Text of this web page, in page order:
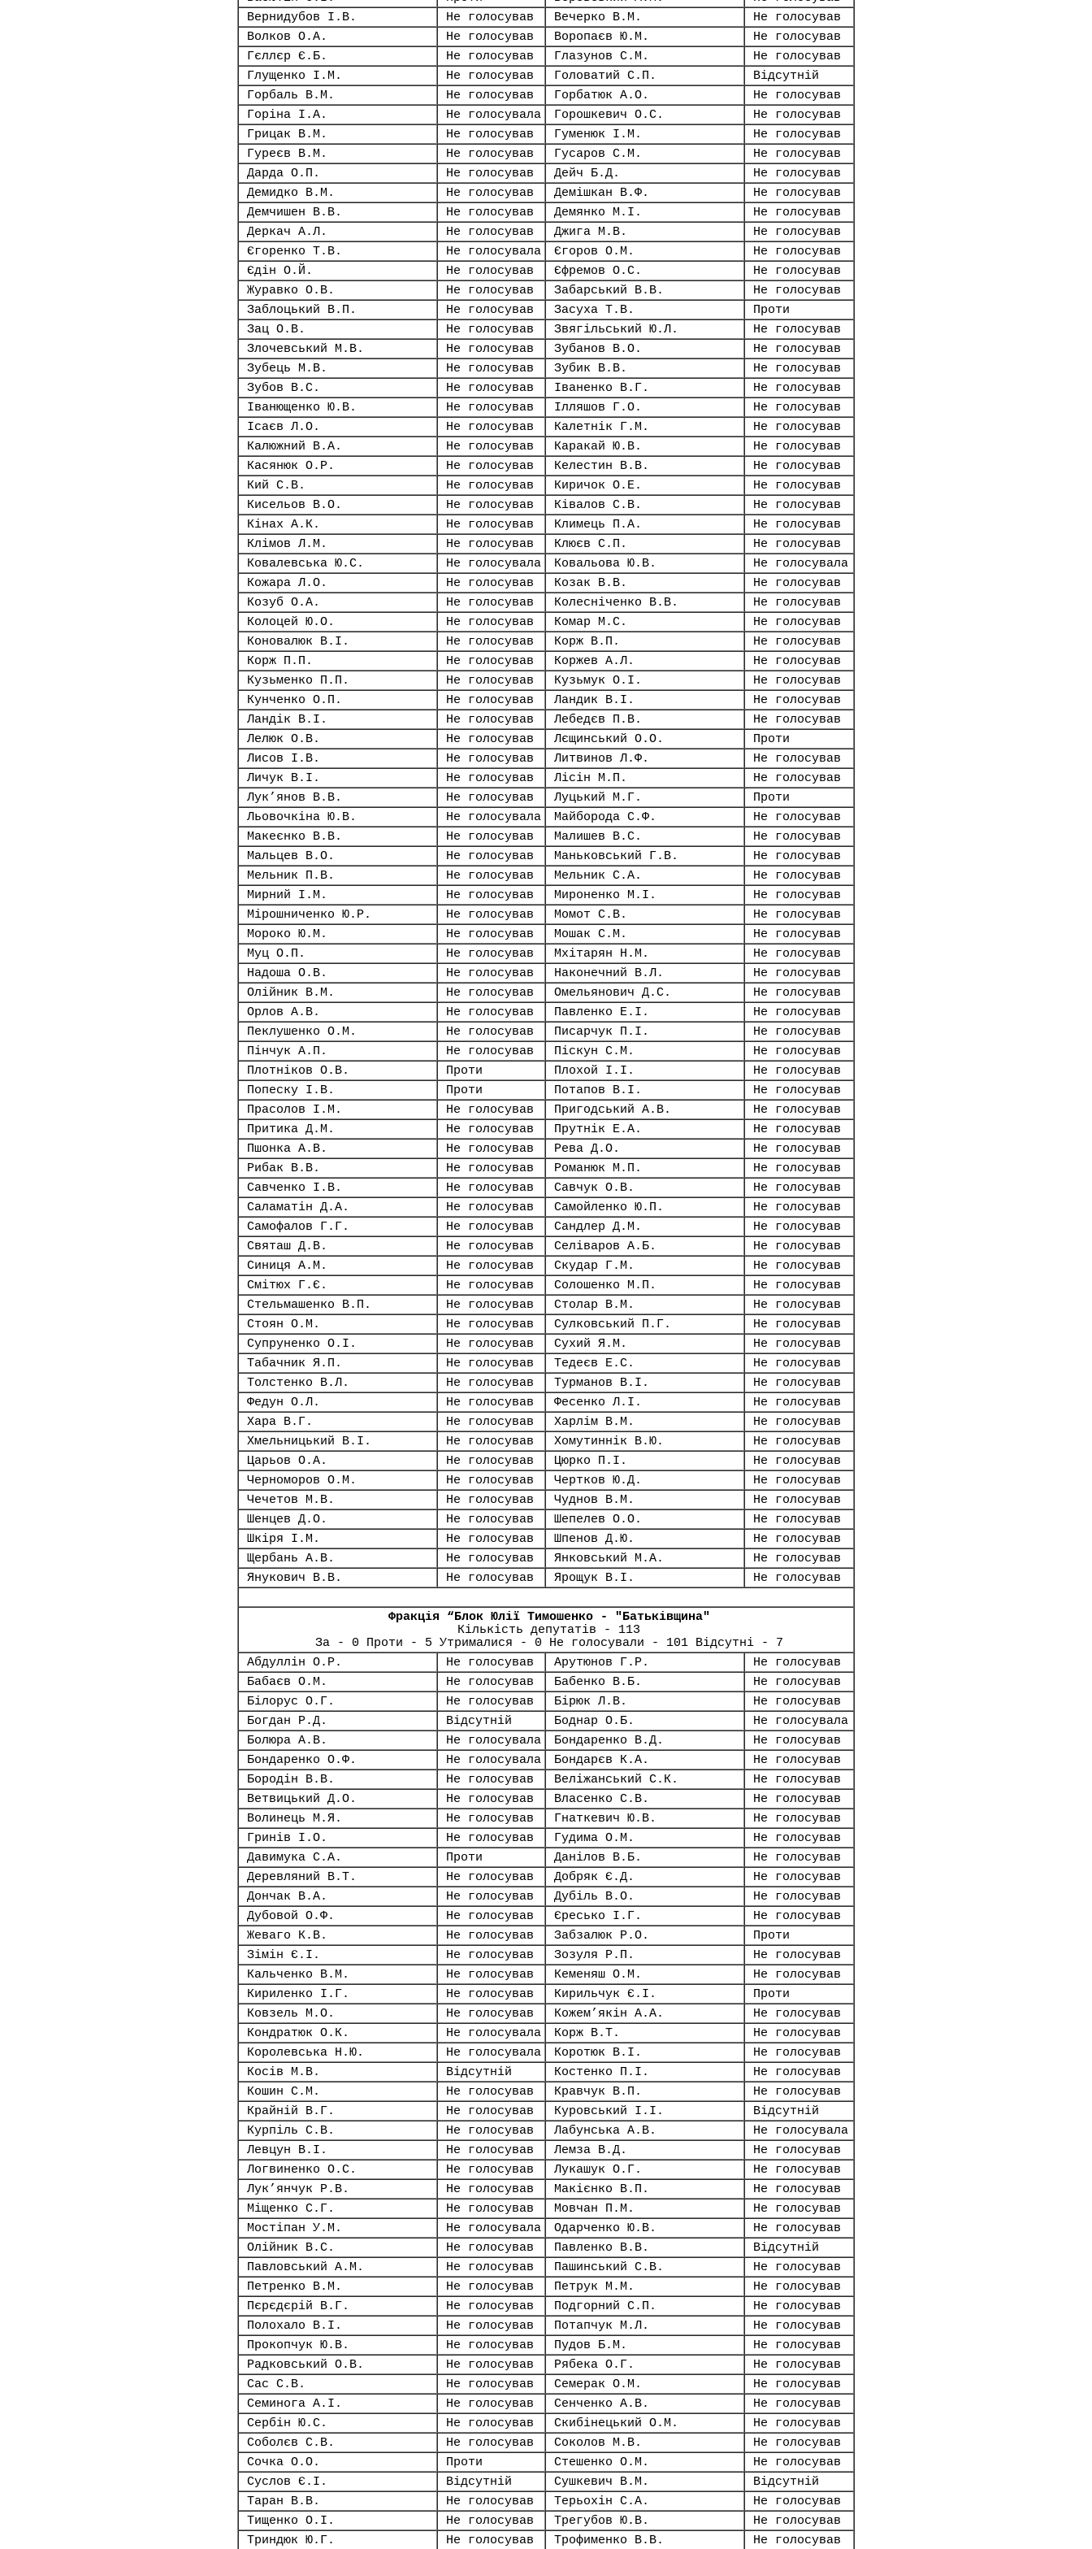
Вернидубов І.В.
Не голосував Вечерко В.М.
Не голосував
Волков О.А.
Не голосував Воропаєв Ю.М.
Не голосував
Гєллєр Є.Б.
Не голосував Глазунов С.М.
Не голосував
Глущенко І.М.
Не голосував Головатий С.П.
Відсутній
Горбаль В.М.
Не голосував Горбатюк А.О.
Не голосував
Горіна І.А.
Не голосувала Горошкевич О.С.
Не голосував
Грицак В.М.
Не голосував Гуменюк І.М.
Не голосував
Гуреєв В.М.
Не голосував Гусаров С.М.
Не голосував
Дарда О.П.
Не голосував Дейч Б.Д.
Не голосував
Демидко В.М.
Не голосував Демішкан В.Ф.
Не голосував
Демчишен В.В.
Не голосував Демянко М.І.
Не голосував
Деркач А.Л.
Не голосував Джига М.В.
Не голосував
Єгоренко Т.В.
Не голосувала Єгоров О.М.
Не голосував
Єдін О.Й.
Не голосував Єфремов О.С.
Не голосував
Журавко О.В.
Не голосував Забарський В.В.
Не голосував
Заблоцький В.П.
Не голосував Засуха Т.В.
Проти
Зац О.В.
Не голосував Звягільський Ю.Л.
Не голосував
Злочевський М.В.
Не голосував Зубанов В.О.
Не голосував
Зубець М.В.
Не голосував Зубик В.В.
Не голосував
Зубов В.С.
Не голосував Іваненко В.Г.
Не голосував
Іванющенко Ю.В.
Не голосував Ілляшов Г.О.
Не голосував
Ісаєв Л.О.
Не голосував Калетнік Г.М.
Не голосував
Калюжний В.А.
Не голосував Каракай Ю.В.
Не голосував
Касянюк О.Р.
Не голосував Келестин В.В.
Не голосував
Кий С.В.
Не голосував Киричок О.Е.
Не голосував
Кисельов В.О.
Не голосував Ківалов С.В.
Не голосував
Кінах А.К.
Не голосував Климець П.А.
Не голосував
Клімов Л.М.
Не голосував Клюєв С.П.
Не голосував
Ковалевська Ю.С.
Не голосувала Ковальова Ю.В.
Не голосувала
Кожара Л.О.
Не голосував Козак В.В.
Не голосував
Козуб О.А.
Не голосував Колесніченко В.В.
Не голосував
Колоцей Ю.О.
Не голосував Комар М.С.
Не голосував
Коновалюк В.І.
Не голосував Корж В.П.
Не голосував
Корж П.П.
Не голосував Коржев А.Л.
Не голосував
Кузьменко П.П.
Не голосував Кузьмук О.І.
Не голосував
Кунченко О.П.
Не голосував Ландик В.І.
Не голосував
Ландік В.І.
Не голосував Лебедєв П.В.
Не голосував
Лелюк О.В.
Не голосував Лєщинський О.О.
Проти
Лисов І.В.
Не голосував Литвинов Л.Ф.
Не голосував
Личук В.І.
Не голосував Лісін М.П.
Не голосував
Лук’янов В.В.
Не голосував Луцький М.Г.
Проти
Льовочкіна Ю.В.
Не голосувала Майборода С.Ф.
Не голосував
Макеєнко В.В.
Не голосував Малишев В.С.
Не голосував
Мальцев В.О.
Не голосував Маньковський Г.В.
Не голосував
Мельник П.В.
Не голосував Мельник С.А.
Не голосував
Мирний І.М.
Не голосував Мироненко М.І.
Не голосував
Мірошниченко Ю.Р.
Не голосував Момот С.В.
Не голосував
Мороко Ю.М.
Не голосував Мошак С.М.
Не голосував
Муц О.П.
Не голосував Мхітарян Н.М.
Не голосував
Надоша О.В.
Не голосував Наконечний В.Л.
Не голосував
Олійник В.М.
Не голосував Омельянович Д.С.
Не голосував
Орлов А.В.
Не голосував Павленко Е.І.
Не голосував
Пеклушенко О.М.
Не голосував Писарчук П.І.
Не голосував
Пінчук А.П.
Не голосував Піскун С.М.
Не голосував
Плотніков О.В.
Проти Плохой І.І.
Не голосував
Попеску І.В.
Проти Потапов В.І.
Не голосував
Прасолов І.М.
Не голосував Пригодський А.В.
Не голосував
Притика Д.М.
Не голосував Прутнік Е.А.
Не голосував
Пшонка А.В.
Не голосував Рева Д.О.
Не голосував
Рибак В.В.
Не голосував Романюк М.П.
Не голосував
Савченко І.В.
Не голосував Савчук О.В.
Не голосував
Саламатін Д.А.
Не голосував Самойленко Ю.П.
Не голосував
Самофалов Г.Г.
Не голосував Сандлер Д.М.
Не голосував
Святаш Д.В.
Не голосував Селіваров А.Б.
Не голосував
Синиця А.М.
Не голосував Скудар Г.М.
Не голосував
Смітюх Г.Є.
Не голосував Солошенко М.П.
Не голосував
Стельмашенко В.П.
Не голосував Столар В.М.
Не голосував
Стоян О.М.
Не голосував Сулковський П.Г.
Не голосував
Супруненко О.І.
Не голосував Сухий Я.М.
Не голосував
Табачник Я.П.
Не голосував Тедеєв Е.С.
Не голосував
Толстенко В.Л.
Не голосував Турманов В.І.
Не голосував
Федун О.Л.
Не голосував Фесенко Л.І.
Не голосував
Хара В.Г.
Не голосував Харлім В.М.
Не голосував
Хмельницький В.І.
Не голосував Хомутиннік В.Ю.
Не голосував
Царьов О.А.
Не голосував Цюрко П.І.
Не голосував
Черноморов О.М.
Не голосував Чертков Ю.Д.
Не голосував
Чечетов М.В.
Не голосував Чуднов В.М.
Не голосував
Шенцев Д.О.
Не голосував Шепелев О.О.
Не голосував
Шкіря І.М.
Не голосував Шпенов Д.Ю.
Не голосував
Щербань А.В.
Не голосував Янковський М.А.
Не голосував
Янукович В.В.
Не голосував Ярощук В.І. Не голосував
Фракція “Блок Юлії Тимошенко - "Батьківщина"
Кількість депутатів - 113
За - 0 Проти - 5 Утрималися - 0 Не голосували - 101 Відсутні - 7
Абдуллін О.Р.
Не голосував Арутюнов Г.Р.
Не голосував
Бабаєв О.М.
Не голосував Бабенко В.Б.
Не голосував
Білорус О.Г.
Не голосував Бірюк Л.В.
Не голосував
Богдан Р.Д.
Відсутній Боднар О.Б.
Не голосувала
Болюра А.В.
Не голосувала Бондаренко В.Д.
Не голосував
Бондаренко О.Ф.
Не голосувала Бондарєв К.А.
Не голосував
Бородін В.В.
Не голосував Веліжанський С.К.
Не голосував
Ветвицький Д.О.
Не голосував Власенко С.В.
Не голосував
Волинець М.Я.
Не голосував Гнаткевич Ю.В.
Не голосував
Гринів І.О.
Не голосував Гудима О.М.
Не голосував
Давимука С.А.
Проти Данілов В.Б.
Не голосував
Деревляний В.Т.
Не голосував Добряк Є.Д.
Не голосував
Дончак В.А.
Не голосував Дубіль В.О.
Не голосував
Дубовой О.Ф.
Не голосував Єресько І.Г.
Не голосував
Жеваго К.В.
Не голосував Забзалюк Р.О.
Проти
Зімін Є.І.
Не голосував Зозуля Р.П.
Не голосував
Кальченко В.М.
Не голосував Кеменяш О.М.
Не голосував
Кириленко І.Г.
Не голосував Кирильчук Є.І.
Проти
Ковзель М.О.
Не голосував Кожем’якін А.А.
Не голосував
Кондратюк О.К.
Не голосувала Корж В.Т.
Не голосував
Королевська Н.Ю.
Не голосувала Коротюк В.І.
Не голосував
Косів М.В.
Відсутній Костенко П.І.
Не голосував
Кошин С.М.
Не голосував Кравчук В.П.
Не голосував
Крайній В.Г.
Не голосував Куровський І.І.
Відсутній
Курпіль С.В.
Не голосував Лабунська А.В.
Не голосувала
Левцун В.І.
Не голосував Лемза В.Д.
Не голосував
Логвиненко О.С.
Не голосував Лукашук О.Г.
Не голосував
Лук’янчук Р.В.
Не голосував Макієнко В.П.
Не голосував
Міщенко С.Г.
Не голосував Мовчан П.М.
Не голосував
Мостіпан У.М.
Не голосувала Одарченко Ю.В.
Не голосував
Олійник В.С.
Не голосував Павленко В.В.
Відсутній
Павловський А.М.
Не голосував Пашинський С.В.
Не голосував
Петренко В.М.
Не голосував Петрук М.М.
Не голосував
Пєрєдєрій В.Г.
Не голосував Подгорний С.П.
Не голосував
Полохало В.І.
Не голосував Потапчук М.Л.
Не голосував
Прокопчук Ю.В.
Не голосував Пудов Б.М.
Не голосував
Радковський О.В.
Не голосував Рябека О.Г.
Не голосував
Сас С.В.
Не голосував Семерак О.М.
Не голосував
Семинога А.І.
Не голосував Сенченко А.В.
Не голосував
Сербін Ю.С.
Не голосував Скибінецький О.М.
Не голосував
Соболєв С.В.
Не голосував Соколов М.В.
Не голосував
Сочка О.О.
Проти Стешенко О.М.
Не голосував
Суслов Є.І.
Відсутній Сушкевич В.М.
Відсутній
Таран В.В.
Не голосував Терьохін С.А.
Не голосував
Тищенко О.І.
Не голосував Трегубов Ю.В.
Не голосував
Триндюк Ю.Г.
Не голосував Трофименко В.В. Не голосував